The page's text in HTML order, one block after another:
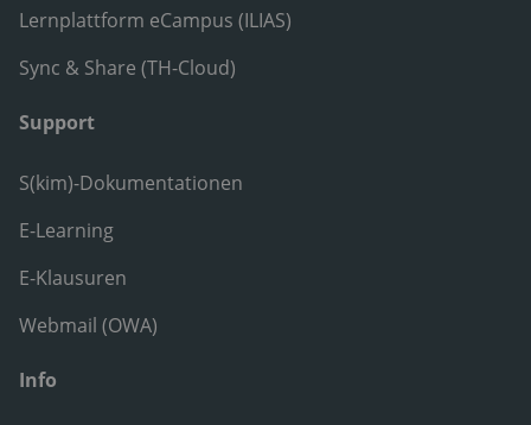
Lernplattform eCampus (ILIAS)
Sync & Share (TH-Cloud)
Support
S(kim)-Dokumentationen
E-Learning
E-Klausuren
Webmail (OWA)
Info